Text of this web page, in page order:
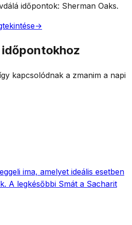
időpontok: Sherman Oaks.
→
időpontokhoz
kapcsolódnak a zmanim a napi
ima, amelyet ideális esetben
A legkésőbbi Smát a Sacharit